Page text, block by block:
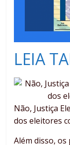
LEIA
Não, Justiça
dos eleitores
Além disso,